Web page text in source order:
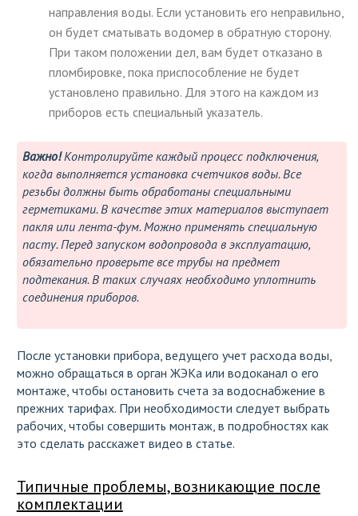
направления воды. Если установить его неправильно,
он будет сматывать водомер в обратную сторону.
При таком положении дел, вам будет отказано в
пломбировке, пока приспособление не будет
установлено правильно. Для этого на каждом из
приборов есть специальный указатель.
Важно!Контролируйте каждый процесс подключения,
когда выполняется установка счетчиков воды. Все
резьбы должны быть обработаны специальными
герметиками. В качестве этих материалов выступает
пакля или лента-фум. Можно применять специальную
пасту. Перед запуском водопровода в эксплуатацию,
обязательно проверьте все трубы на предмет
подтекания. В таких случаях необходимо уплотнить
соединения приборов.
После установки прибора, ведущего учет расхода воды,
можно обращаться в орган ЖЭКа или водоканал о его
монтаже, чтобы остановить счета за водоснабжение в
прежних тарифах. При необходимости следует выбрать
рабочих, чтобы совершить монтаж, в подробностях как
это сделать расскажет видео в статье.
Типичные проблемы, возникающие после
комплектации